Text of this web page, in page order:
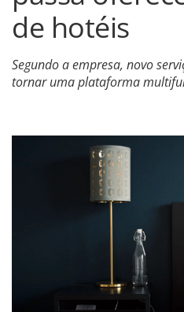
de hotéis
Segundo a empresa, novo
tornar uma plataforma